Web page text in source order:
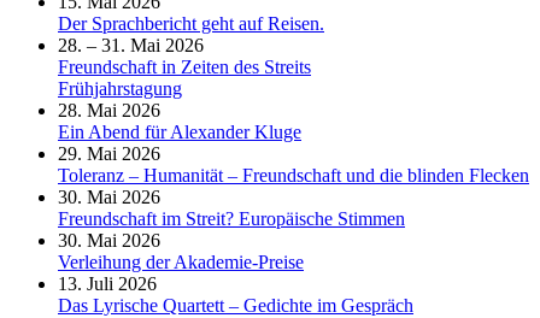
Der Sprachbericht geht auf Reisen.
28. – 31. Mai 2026
Freundschaft in Zeiten des Streits
Frühjahrstagung
28. Mai 2026
Ein Abend für Alexander Kluge
29. Mai 2026
Toleranz – Humanität – Freundschaft und die blinden Flecken
30. Mai 2026
Freundschaft im Streit? Europäische Stimmen
30. Mai 2026
Verleihung der Akademie-Preise
13. Juli 2026
Das Lyrische Quartett – Gedichte im Gespräch